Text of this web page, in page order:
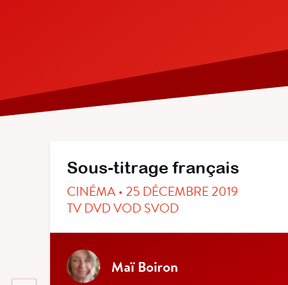
Sous-titrage français
CINÉMA • 25 DÉCEMBRE 2019
TV DVD VOD SVOD
Maï Boiron